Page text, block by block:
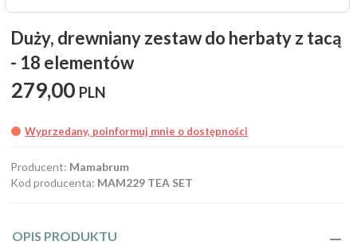
Duży, drewniany zestaw do herbaty z tacą
- 18 elementów
279,00 PLN
Wyprzedany, poinformuj mnie o dostępności
Kod producenta: MAM229 TEA SET
Producent: Mamabrum
OPIS PRODUKTU